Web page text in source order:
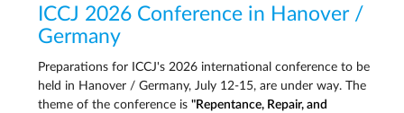
ICCJ 2026 Conference in Hanover /
Germany
Preparations for ICCJ's 2026 international conference to be
held in Hanover / Germany, July 12-15, are under way. The
theme of the conference is"Repentance, Repair, and